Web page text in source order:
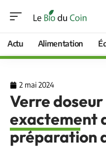
Actu Alimentation
2 mai 2024
Verre
exactement
préparation